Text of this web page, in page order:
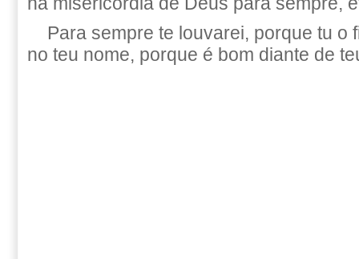
Para sempre te louvarei, porque tu o
no teu nome, porque é bom diante de